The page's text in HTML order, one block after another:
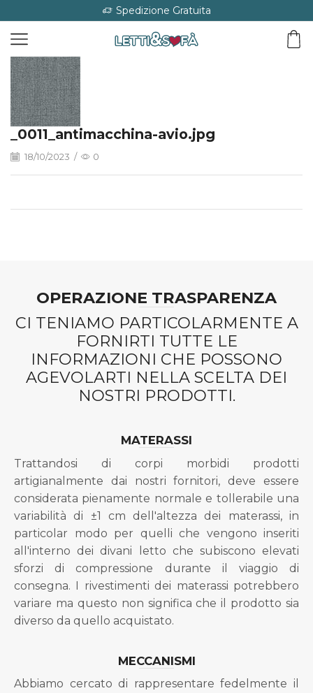
Spedizione Gratuita
_0011_antimacchina-avio.jpg
18/10/2023 / 0
OPERAZIONE TRASPARENZA
CI TENIAMO PARTICOLARMENTE A
FORNIRTI TUTTE LE
INFORMAZIONI CHE POSSONO
AGEVOLARTI NELLA SCELTA DEI
NOSTRI PRODOTTI.
MATERASSI
Trattandosi di corpi morbidi prodotti
artigianalmente dai nostri fornitori, deve essere
considerata pienamente normale e tollerabile una
variabilità di ±1 cm dell'altezza dei materassi, in
particolar modo per quelli che vengono inseriti
all'interno dei divani letto che subiscono elevati
sforzi di compressione durante il viaggio di
consegna. I rivestimenti dei materassi potrebbero
variare ma questo non significa che il prodotto sia
diverso da quello acquistato.
MECCANISMI
Abbiamo cercato di rappresentare fedelmente il